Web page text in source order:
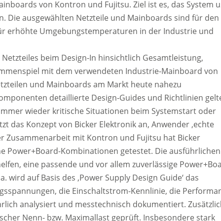
von Kontron und Fujitsu. Ziel ist es, das System
Die ausgewählten Netzteile und Mainboards sind für den
erhöhte Umgebungstemperaturen in der Industrie und
beim Design-In hinsichtlich Gesamtleistung,
mit dem verwendeten Industrie-Mainboard von
und Mainboards am Markt heute nahezu
detaillierte Design-Guides und Richtlinien
wieder kritische Situationen beim Systemstart oder
das Konzept von Bicker Elektronik an, Anwender ‚echte
Zusammenarbeit mit Kontron und Fujitsu hat Bicker
Power+Board-Kombinationen getestet. Die ausführlichen
eine passende und vor allem zuverlässige
auf Basis des ‚Power Supply Design Guide‘ das
die Einschaltstrom-Kennlinie, die
analysiert und messtechnisch dokumentiert.
Nenn- bzw. Maximallast geprüft. Insbesondere stark